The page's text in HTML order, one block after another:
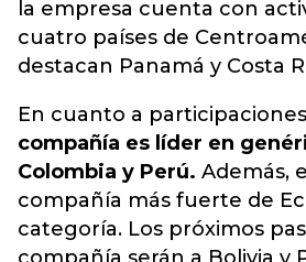
la empresa cuenta con
cuatro países de
destacan Panamá y Costa
En cuanto a
compañía es líder en
Colombia y Perú. Además,
compañía más fuerte de
categoría. Los próximos